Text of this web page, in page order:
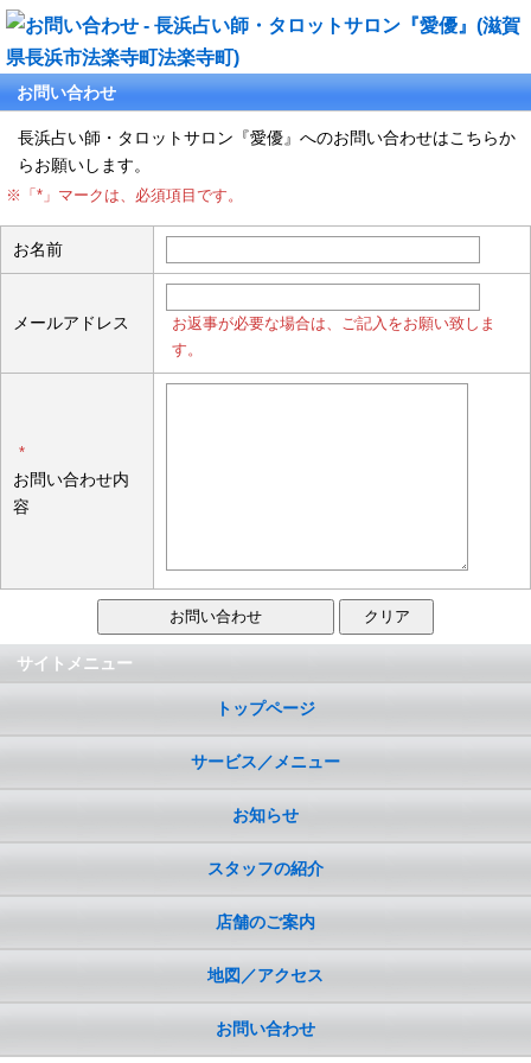
お問い合わせ
長浜占い師・タロットサロン『愛優』へのお問い合わせはこちらか
らお願いします。
※「*」マークは、必須項目です。
お名前
メールアドレス
お返事が必要な場合は、ご記入をお願い致しま
す。
*
お問い合わせ内
容
サイトメニュー
トップページ
サービス／メニュー
お知らせ
スタッフの紹介
店舗のご案内
地図／アクセス
お問い合わせ